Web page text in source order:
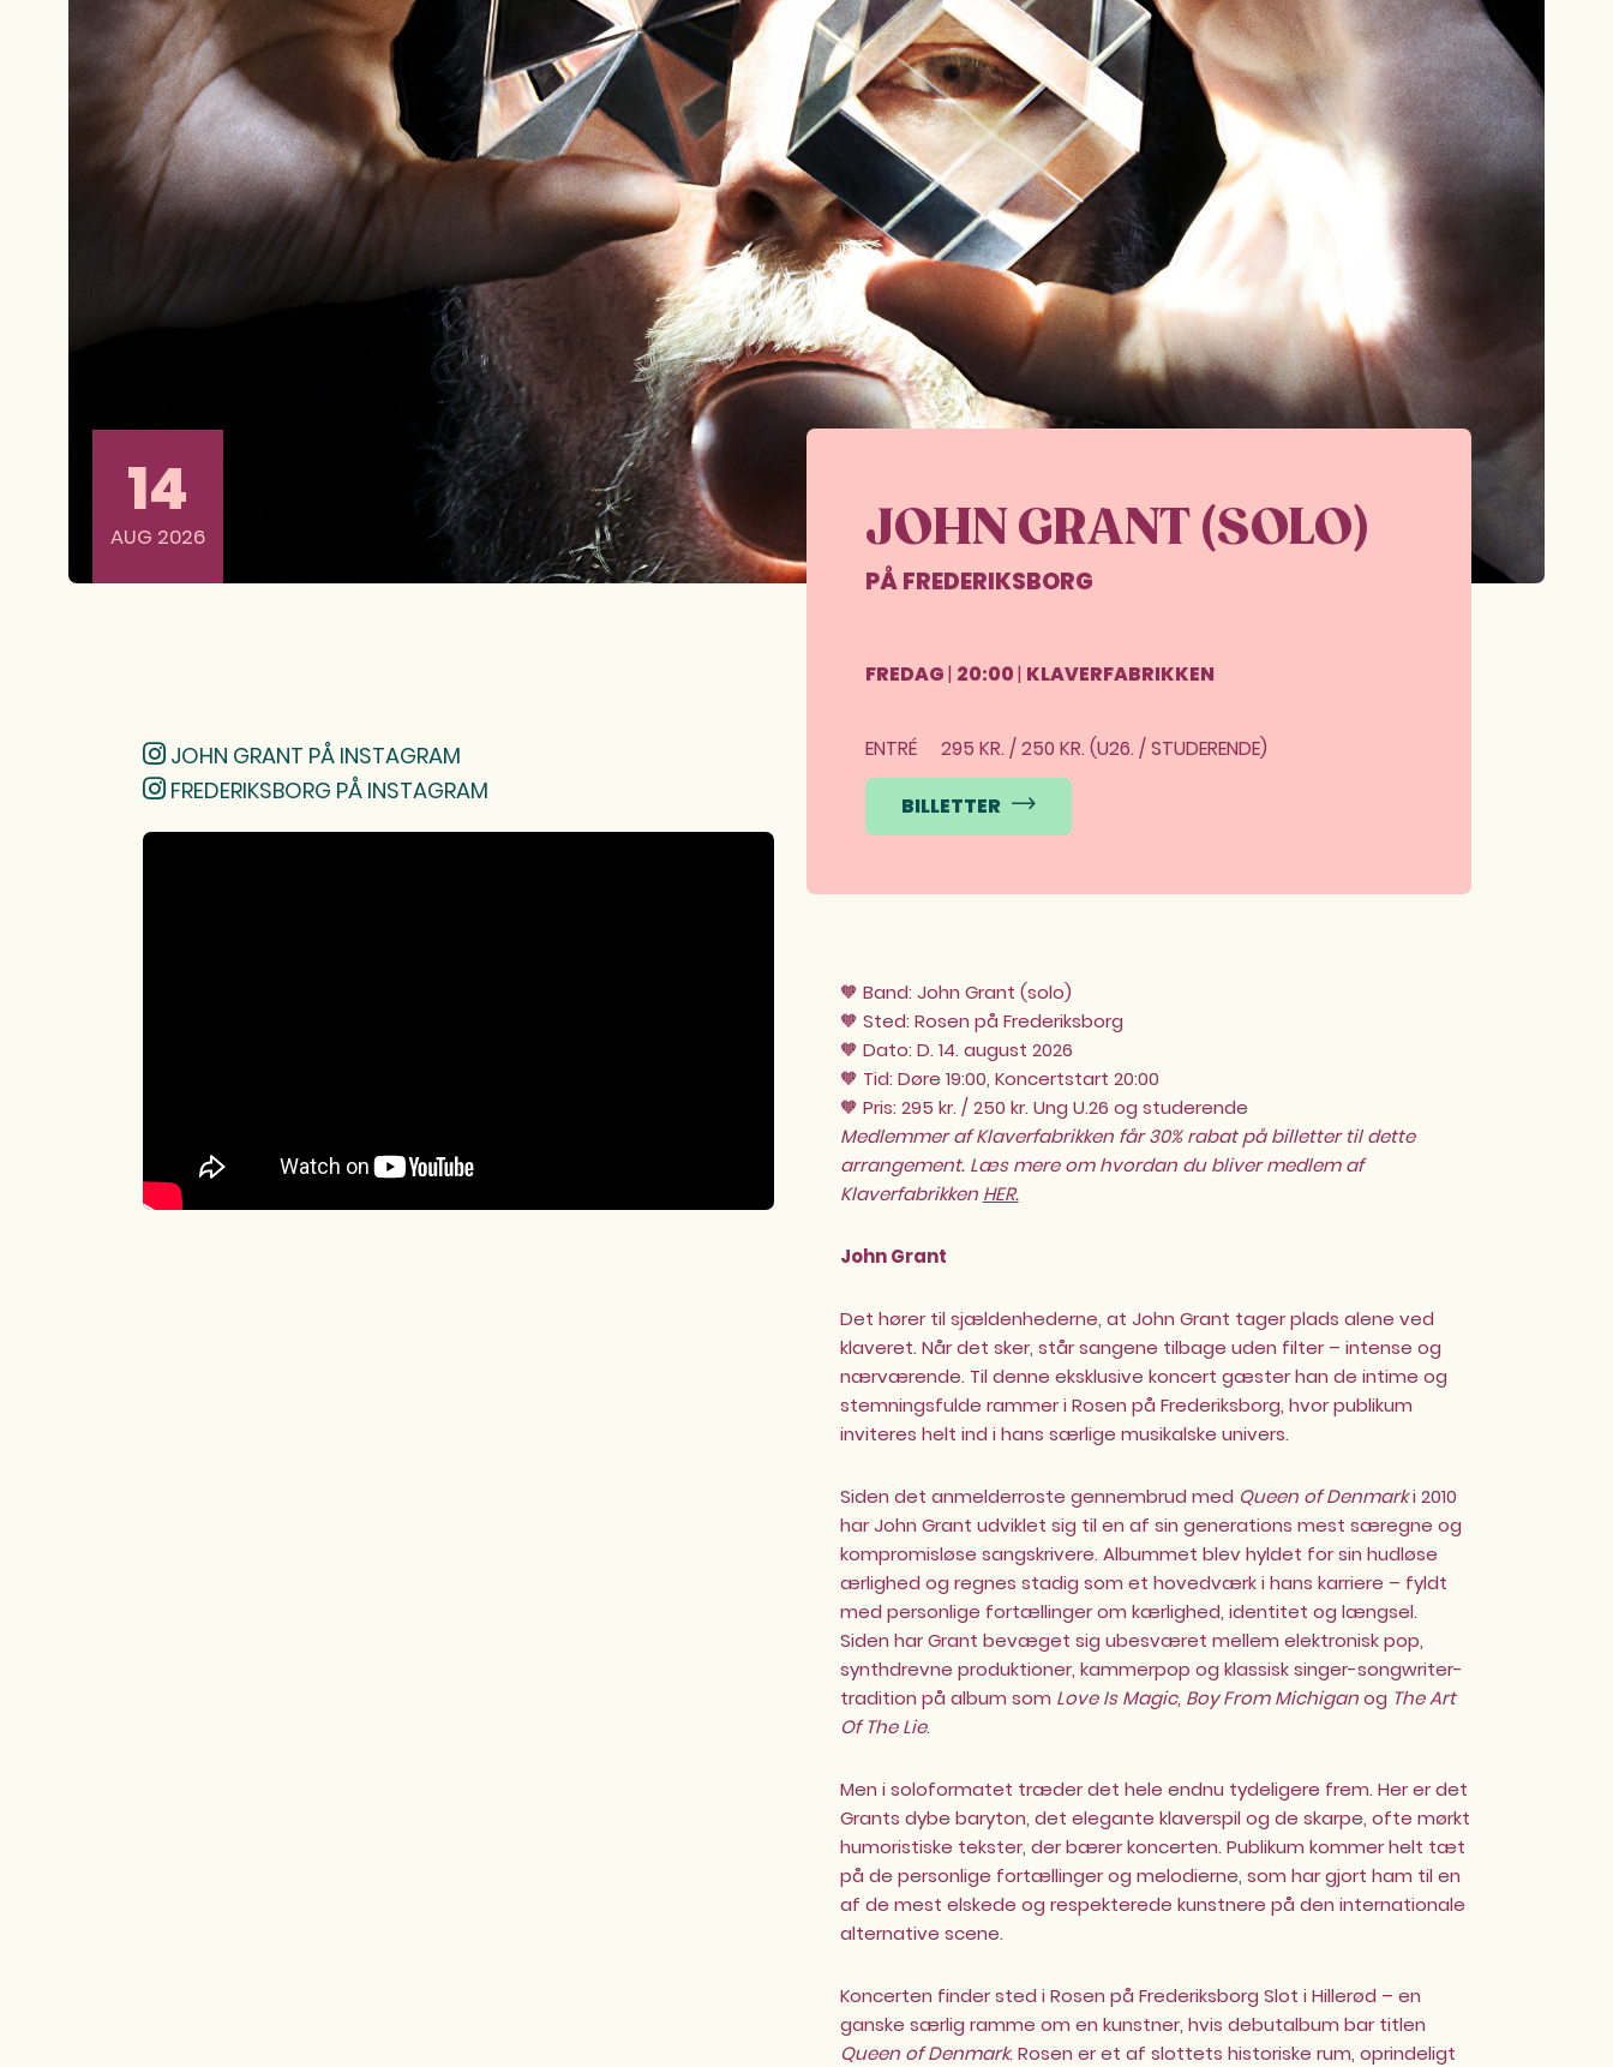
14
AUG 2026 JOHN GRANT (SOLO)
PÅ FREDERIKSBORG
FREDAG| 20:00| KLAVERFABRIKKEN
ENTRÉ 295 KR. / 250 KR. (U26. / STUDERENDE)
BILLETTER
JOHN GRANT PÅ INSTAGRAM
FREDERIKSBORG PÅ INSTAGRAM
🧡 Band: John Grant (solo)
🧡 Sted: Rosen på Frederiksborg
🧡 Dato: D. 14. august 2026
🧡 Tid: Døre 19:00, Koncertstart 20:00
🧡 Pris: 295 kr. / 250 kr. Ung U.26 og studerende
Medlemmer af Klaverfabrikken får 30% rabat på billetter til dette
arrangement. Læs mere om hvordan du bliver medlem af
Klaverfabrikken HER.
John Grant
Det hører til sjældenhederne, at John Grant tager plads alene ved
klaveret. Når det sker, står sangene tilbage uden filter – intense og
nærværende. Til denne eksklusive koncert gæster han de intime og
stemningsfulde rammer i Rosen på Frederiksborg, hvor publikum
inviteres helt ind i hans særlige musikalske univers.
Siden det anmelderroste gennembrud med Queen of Denmarki 2010
har John Grant udviklet sig til en af sin generations mest særegne og
kompromisløse sangskrivere. Albummet blev hyldet for sin hudløse
ærlighed og regnes stadig som et hovedværk i hans karriere – fyldt
med personlige fortællinger om kærlighed, identitet og længsel.
Siden har Grant bevæget sig ubesværet mellem elektronisk pop,
synthdrevne produktioner, kammerpop og klassisk singer-songwriter-
tradition på album som Love Is Magic, Boy From Michiganog The Art
Of The Lie.
Men i soloformatet træder det hele endnu tydeligere frem. Her er det
Grants dybe baryton, det elegante klaverspil og de skarpe, ofte mørkt
humoristiske tekster, der bærer koncerten. Publikum kommer helt tæt
på de personlige fortællinger og melodierne, som har gjort ham til en
af de mest elskede og respekterede kunstnere på den internationale
alternative scene.
Koncerten finder sted i Rosen på Frederiksborg Slot i Hillerød – en
ganske særlig ramme om en kunstner, hvis debutalbum bar titlen
Queen of Denmark. Rosen er et af slottets historiske rum, oprindeligt